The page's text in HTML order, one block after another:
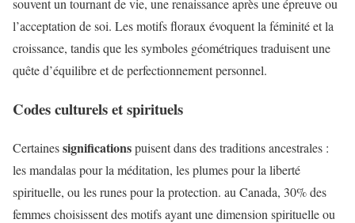
souvent un tournant de vie, une renaissance après une épreuve ou
l’acceptation de soi. Les motifs floraux évoquent la féminité et la
croissance, tandis que les symboles géométriques traduisent une
quête d’équilibre et de perfectionnement personnel.
Codes culturels et spirituels
Certainessignificationspuisent dans des traditions ancestrales :
les mandalas pour la méditation, les plumes pour la liberté
spirituelle, ou les runes pour la protection. au Canada, 30% des
femmes choisissent des motifs ayant une dimension spirituelle ou